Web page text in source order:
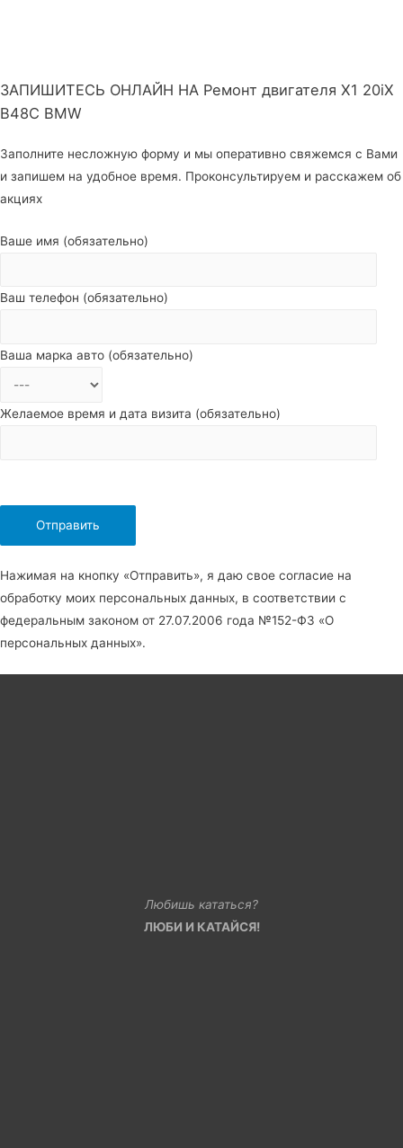
ЗАПИШИТЕСЬ ОНЛАЙН НА Ремонт двигателя X1 20iX
B48C BMW
Заполните несложную форму и мы оперативно свяжемся с Вами
и запишем на удобное время. Проконсультируем и расскажем об
акциях
Ваше имя (обязательно)
Ваш телефон (обязательно)
Ваша марка авто (обязательно)
Желаемое время и дата визита (обязательно)
Нажимая на кнопку «Отправить», я даю свое согласие на
обработку моих персональных данных, в соответствии с
федеральным законом от 27.07.2006 года №152-Ф3 «О
персональных данных».
Любишь кататься?
ЛЮБИ И КАТАЙСЯ!